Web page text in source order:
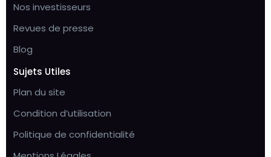
Nos investisseurs
Revues de presse
Blog
Sujets Utiles
Plan du site
Condition d’utilisation
Politique de confidentialité